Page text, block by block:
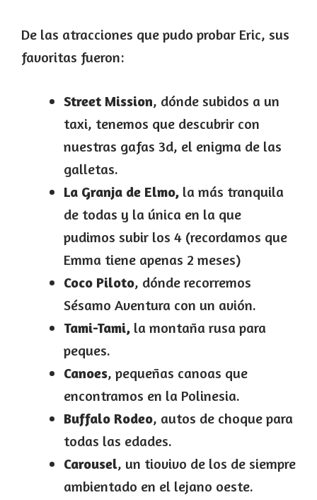
De las atracciones que pudo probar Eric, sus
favoritas fueron:
Street Mission, dónde subidos a un
taxi, tenemos que descubrir con
nuestras gafas 3d, el enigma de las
galletas.
La Granja de Elmo, la más tranquila
de todas y la única en la que
pudimos subir los 4 (recordamos que
Emma tiene apenas 2 meses)
Coco Piloto, dónde recorremos
Sésamo Aventura con un avión.
Tami-Tami, la montaña rusa para
peques.
Canoes, pequeñas canoas que
encontramos en la Polinesia.
Buffalo Rodeo, autos de choque para
todas las edades.
Carousel, un tiovivo de los de siempre
ambientado en el lejano oeste.